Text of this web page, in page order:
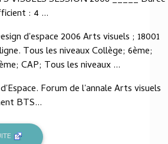
: 4 ...
d'espace 2006 Arts visuels ; 18001
Tous les niveaux Collège; 6ème;
CAP; Tous les niveaux ...
Forum de l'annale Arts visuels
BTS...